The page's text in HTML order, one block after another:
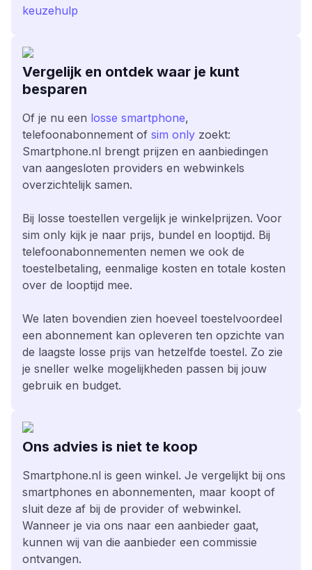
keuzehulp
Vergelijk en ontdek waar je kunt
besparen
Of je nu een losse smartphone,
telefoonabonnement of sim only zoekt:
Smartphone.nl brengt prijzen en aanbiedingen
van aangesloten providers en webwinkels
overzichtelijk samen.
Bij losse toestellen vergelijk je winkelprijzen. Voor
sim only kijk je naar prijs, bundel en looptijd. Bij
telefoonabonnementen nemen we ook de
toestelbetaling, eenmalige kosten en totale kosten
over de looptijd mee.
We laten bovendien zien hoeveel toestelvoordeel
een abonnement kan opleveren ten opzichte van
de laagste losse prijs van hetzelfde toestel. Zo zie
je sneller welke mogelijkheden passen bij jouw
gebruik en budget.
Ons advies is niet te koop
Smartphone.nl is geen winkel. Je vergelijkt bij ons
smartphones en abonnementen, maar koopt of
sluit deze af bij de provider of webwinkel.
Wanneer je via ons naar een aanbieder gaat,
kunnen wij van die aanbieder een commissie
ontvangen.